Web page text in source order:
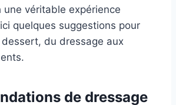
une véritable expérience
quelques suggestions pour
du dressage aux
de dressage